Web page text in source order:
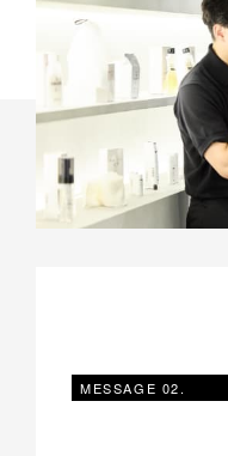
MESSAGE 02.